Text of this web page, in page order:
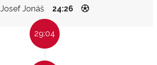
Josef Jonáš 24:26
29:04